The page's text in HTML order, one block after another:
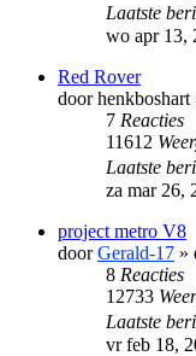
Laatste
wo apr 13,
Red Rover
doorhenkboshart
7 Reacties
11612
Laatste
za mar 26,
project metro V8
doorGerald-17 »
8 Reacties
12733
Laatste
vr feb 18,